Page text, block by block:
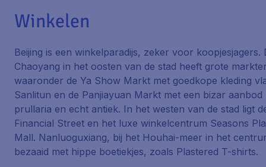
Winkelen
Beijing is een winkelparadijs, zeker voor koopjesjagers.
Chaoyang in het oosten van de stad heeft grote
waaronder de Ya Show Markt met goedkope kleding
Sanlitun en de Panjiayuan Markt met een bizar aanbod
prullaria en echt antiek. In het westen van de stad ligt
Financial Street en het luxe winkelcentrum Seasons
Mall. Nanluoguxiang, bij het Houhai-meer in het
bezaaid met hippe boetiekjes, zoals Plastered T-shirts.